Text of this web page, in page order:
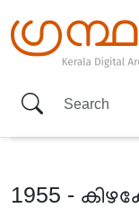
1955 -